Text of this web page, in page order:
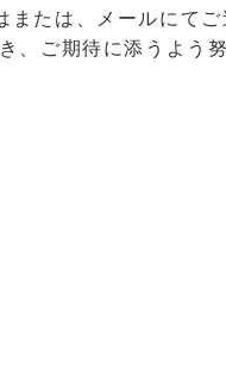
または、メールにてご
、ご期待に添うよう